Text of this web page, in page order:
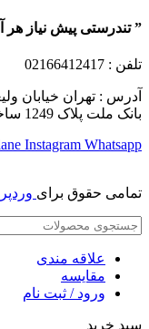
” تندرستی پیش نیاز
تلفن : 02166412417
آدرس : تهران خیابان
بانک ملت پلاک 1249 ساختمان کشمیر طبقه سوم واحد 2
Instagram Whatsapp
تمامی حقوق برای
علاقه مندی
مقایسه
ورود / ثبت نام
سبد خرید